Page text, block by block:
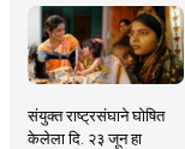
संयुक्त राष्ट्रसंघाने घोषित
केलेला दि. २३ जून हा